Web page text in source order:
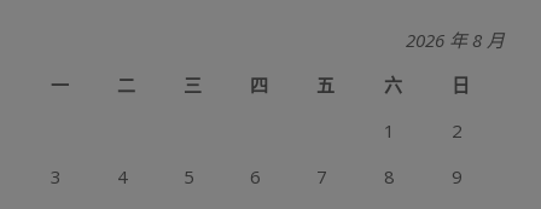
2026 年 8 月
一
二 三 四 五 六
日
1
2
3
4 5 6 7 8
9